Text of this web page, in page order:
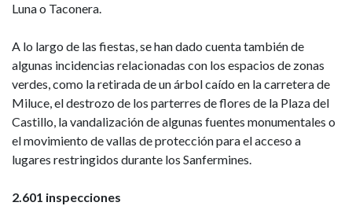
Luna o Taconera.
A lo largo de las fiestas, se han dado cuenta también de
algunas incidencias relacionadas con los espacios de zonas
verdes, como la retirada de un árbol caído en la carretera de
Miluce, el destrozo de los parterres de flores de la Plaza del
Castillo, la vandalización de algunas fuentes monumentales o
el movimiento de vallas de protección para el acceso a
lugares restringidos durante los Sanfermines.
2.601 inspecciones